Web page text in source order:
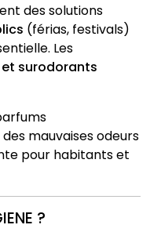
des solutions
(férias, festivals)
Les
surodorants
mauvaises odeurs
pour habitants et
?